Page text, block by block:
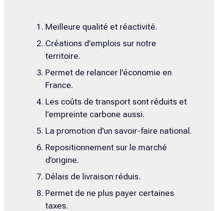
Meilleure qualité et réactivité.
Créations d’emplois sur notre
territoire.
Permet de relancer l’économie en
France.
Les coûts de transport sont réduits et
l’empreinte carbone aussi.
La promotion d’un savoir-faire national.
Repositionnement sur le marché
d’origine.
Délais de livraison réduis.
Permet de ne plus payer certaines
taxes.